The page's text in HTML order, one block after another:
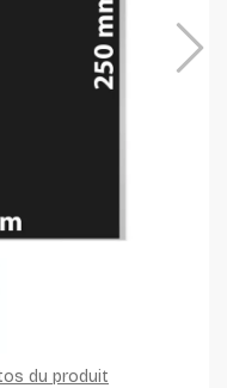
du produit